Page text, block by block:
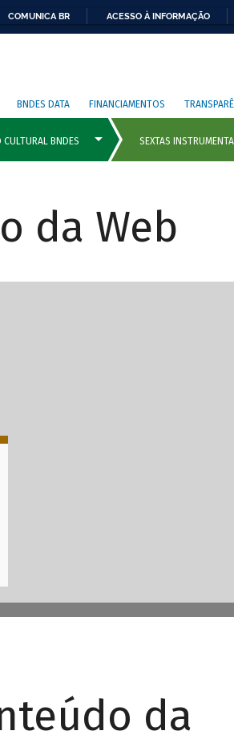
COMUNICA BR ACESSO À INFORMAÇÃO
BNDES DATA FINANCIAMENTOS
da Web
da